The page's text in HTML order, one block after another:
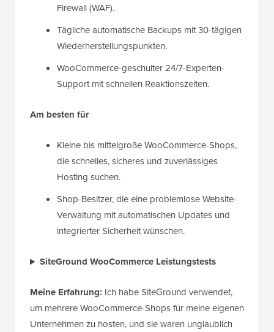
Firewall (WAF).
Tägliche automatische Backups mit 30-tägigen
Wiederherstellungspunkten.
WooCommerce-geschulter 24/7-Experten-
Support mit schnellen Reaktionszeiten.
Am besten für
Kleine bis mittelgroße WooCommerce-Shops,
die schnelles, sicheres und zuverlässiges
Hosting suchen.
Shop-Besitzer, die eine problemlose Website-
Verwaltung mit automatischen Updates und
integrierter Sicherheit wünschen.
SiteGround WooCommerce Leistungstests
Meine Erfahrung: Ich habe SiteGround verwendet,
um mehrere WooCommerce-Shops für meine eigenen
Unternehmen zu hosten, und sie waren unglaublich